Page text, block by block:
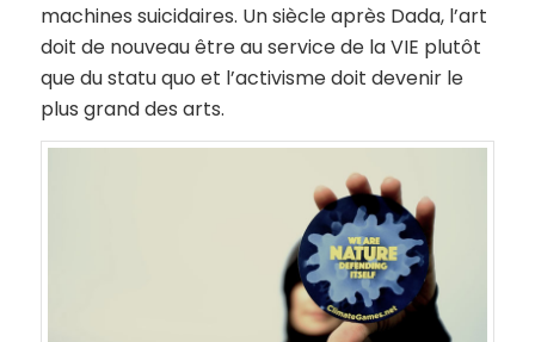
machines suicidaires. Un siècle après Dada, l’art
doit de nouveau être au service de la VIE plutôt
que du statu quo et l’activisme doit devenir le
plus grand des arts.